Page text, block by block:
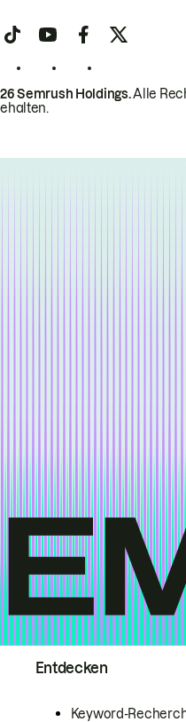
Entdecken
Keyword-
Semrush Holdings.Alle